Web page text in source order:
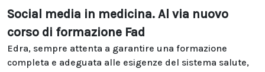
Social media in medicina. Al via nuovo
corso di formazione Fad
Edra, sempre attenta a garantire una formazione
completa e adeguata alle esigenze del sistema salute,